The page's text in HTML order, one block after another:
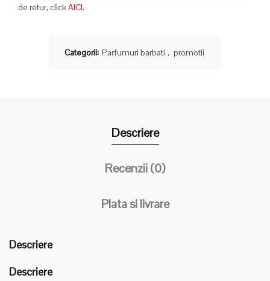
de retur, clickAICI.
Categorii: Parfumuri barbati , promotii
Descriere
Recenzii (0)
Plata si livrare
Descriere
Descriere